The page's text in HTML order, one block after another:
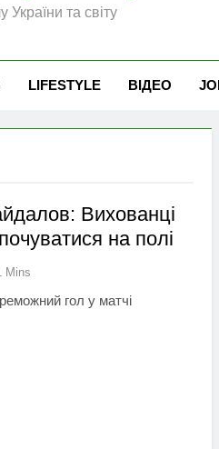
та світу
LIFESTYLE ВІДЕО
Вихованці
на полі
Mins
гол у матчі